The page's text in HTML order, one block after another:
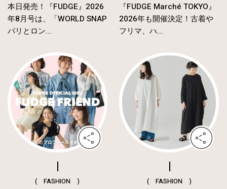
本日発売！『FUDGE』2026
年8月号は、「WORLD SNAP
パリとロン...
『FUDGE Marché TOKYO』
2026年も開催決定！古着や
フリマ、ハ...
( FASHION ) ( FASHION )